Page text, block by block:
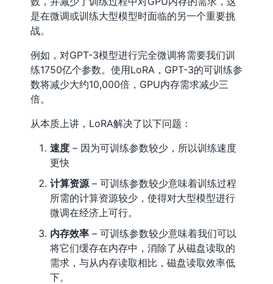
是在微调或训练大型模型时面临的另一个重要挑
战。
例如，对GPT-3模型进行完全微调将需要我们训
练1750亿个参数。使用LoRA，GPT-3的可训练参
数将减少大约10,000倍，GPU内存需求减少三
倍。
从本质上讲，LoRA解决了以下问题：
速度 – 因为可训练参数较少，所以训练速度
更快
计算资源 – 可训练参数较少意味着训练过程
所需的计算资源较少，使得对大型模型进行
微调在经济上可行。
内存效率 – 可训练参数较少意味着我们可以
将它们缓存在内存中，消除了从磁盘读取的
需求，与从内存读取相比，磁盘读取效率低
下。